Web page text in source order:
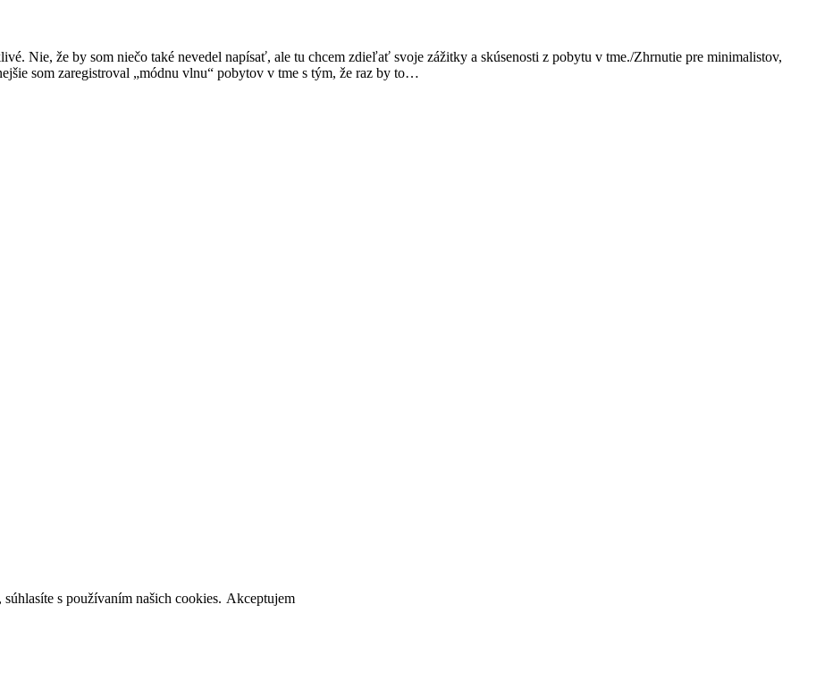
Nie, že by som niečo také nevedel napísať, ale tu chcem zdieľať svoje zážitky a skúsenosti z pobytu v tme./Zhrnutie pre minimalistov,
som zaregistroval „módnu vlnu“ pobytov v tme s tým, že raz by to…
s používaním našich cookies. Akceptujem